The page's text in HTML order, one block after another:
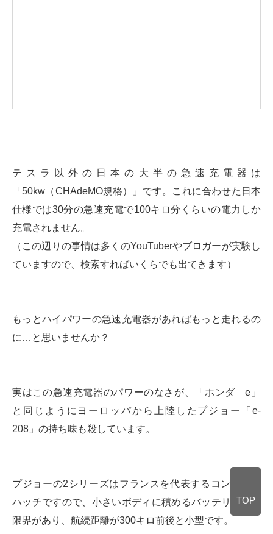
テスラ以外の日本の大半の急速充電器は
「50kw（CHAdeMO規格）」です。これに合わせた日本
仕様では30分の急速充電で100キロ分くらいの電力しか
充電されません。
（この辺りの事情は多くのYouTuberやブロガーが実験し
ていますので、検索すればいくらでも出てきます）
もっとハイパワーの急速充電器があればもっと走れるの
に…と思いませんか？
実はこの急速充電器のパワーのなさが、「ホンダ e」
と同じようにヨーロッパから上陸したプジョー「e-
208」の持ち味も殺しています。
プジョーの2シリーズはフランスを代表するコンパクト
ハッチですので、小さいボディに積めるバッテリーには
限界があり、航続距離が300キロ前後と小型です。
TOP